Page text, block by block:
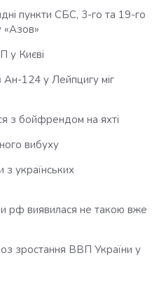
пункти СБС, 3-го та 19-го
«Азов»
у Києві
Ан-124 у Лейпцигу міг
з бойфрендом на яхті
вибуху
українських
рф виявилася не такою вже
зростання ВВП України у